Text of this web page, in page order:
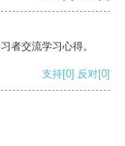
者交流学习心得。
支持[0] 反对[0]